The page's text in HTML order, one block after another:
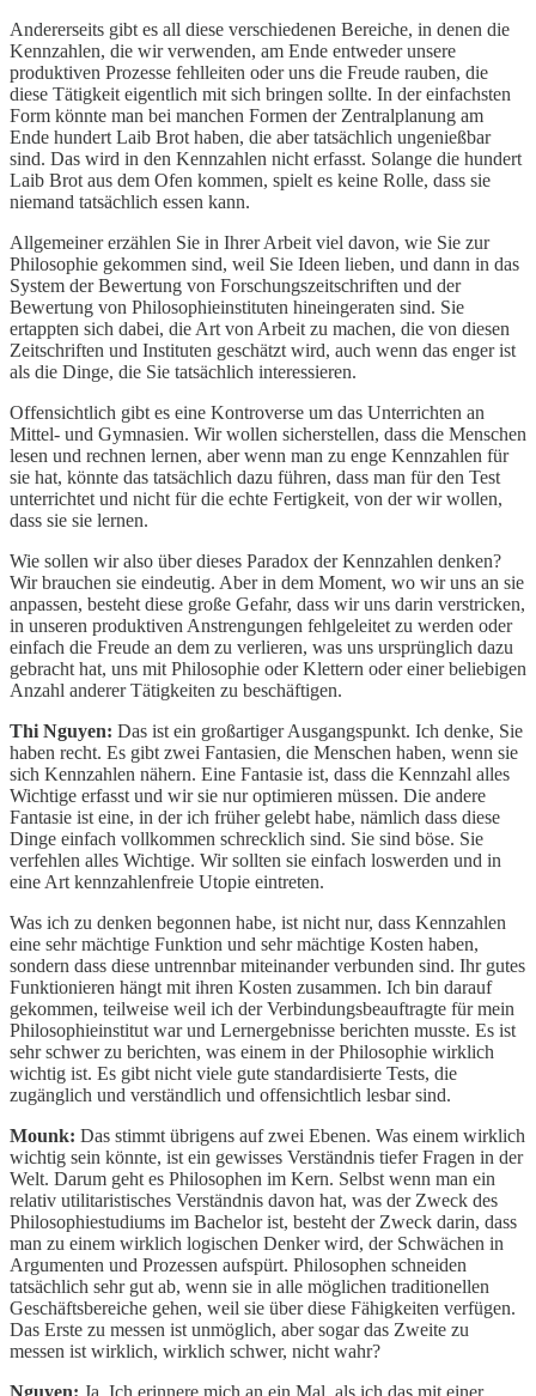
Andererseits gibt es all diese verschiedenen Bereiche, in denen die
Kennzahlen, die wir verwenden, am Ende entweder unsere
produktiven Prozesse fehlleiten oder uns die Freude rauben, die
diese Tätigkeit eigentlich mit sich bringen sollte. In der einfachsten
Form könnte man bei manchen Formen der Zentralplanung am
Ende hundert Laib Brot haben, die aber tatsächlich ungenießbar
sind. Das wird in den Kennzahlen nicht erfasst. Solange die hundert
Laib Brot aus dem Ofen kommen, spielt es keine Rolle, dass sie
niemand tatsächlich essen kann.
Allgemeiner erzählen Sie in Ihrer Arbeit viel davon, wie Sie zur
Philosophie gekommen sind, weil Sie Ideen lieben, und dann in das
System der Bewertung von Forschungszeitschriften und der
Bewertung von Philosophieinstituten hineingeraten sind. Sie
ertappten sich dabei, die Art von Arbeit zu machen, die von diesen
Zeitschriften und Instituten geschätzt wird, auch wenn das enger ist
als die Dinge, die Sie tatsächlich interessieren.
Offensichtlich gibt es eine Kontroverse um das Unterrichten an
Mittel- und Gymnasien. Wir wollen sicherstellen, dass die Menschen
lesen und rechnen lernen, aber wenn man zu enge Kennzahlen für
sie hat, könnte das tatsächlich dazu führen, dass man für den Test
unterrichtet und nicht für die echte Fertigkeit, von der wir wollen,
dass sie sie lernen.
Wie sollen wir also über dieses Paradox der Kennzahlen denken?
Wir brauchen sie eindeutig. Aber in dem Moment, wo wir uns an sie
anpassen, besteht diese große Gefahr, dass wir uns darin verstricken,
in unseren produktiven Anstrengungen fehlgeleitet zu werden oder
einfach die Freude an dem zu verlieren, was uns ursprünglich dazu
gebracht hat, uns mit Philosophie oder Klettern oder einer beliebigen
Anzahl anderer Tätigkeiten zu beschäftigen.
Thi Nguyen: Das ist ein großartiger Ausgangspunkt. Ich denke, Sie
haben recht. Es gibt zwei Fantasien, die Menschen haben, wenn sie
sich Kennzahlen nähern. Eine Fantasie ist, dass die Kennzahl alles
Wichtige erfasst und wir sie nur optimieren müssen. Die andere
Fantasie ist eine, in der ich früher gelebt habe, nämlich dass diese
Dinge einfach vollkommen schrecklich sind. Sie sind böse. Sie
verfehlen alles Wichtige. Wir sollten sie einfach loswerden und in
eine Art kennzahlenfreie Utopie eintreten.
Was ich zu denken begonnen habe, ist nicht nur, dass Kennzahlen
eine sehr mächtige Funktion und sehr mächtige Kosten haben,
sondern dass diese untrennbar miteinander verbunden sind. Ihr gutes
Funktionieren hängt mit ihren Kosten zusammen. Ich bin darauf
gekommen, teilweise weil ich der Verbindungsbeauftragte für mein
Philosophieinstitut war und Lernergebnisse berichten musste. Es ist
sehr schwer zu berichten, was einem in der Philosophie wirklich
wichtig ist. Es gibt nicht viele gute standardisierte Tests, die
zugänglich und verständlich und offensichtlich lesbar sind.
Mounk: Das stimmt übrigens auf zwei Ebenen. Was einem wirklich
wichtig sein könnte, ist ein gewisses Verständnis tiefer Fragen in der
Welt. Darum geht es Philosophen im Kern. Selbst wenn man ein
relativ utilitaristisches Verständnis davon hat, was der Zweck des
Philosophiestudiums im Bachelor ist, besteht der Zweck darin, dass
man zu einem wirklich logischen Denker wird, der Schwächen in
Argumenten und Prozessen aufspürt. Philosophen schneiden
tatsächlich sehr gut ab, wenn sie in alle möglichen traditionellen
Geschäftsbereiche gehen, weil sie über diese Fähigkeiten verfügen.
Das Erste zu messen ist unmöglich, aber sogar das Zweite zu
messen ist wirklich, wirklich schwer, nicht wahr?
Nguyen: Ja. Ich erinnere mich an ein Mal, als ich das mit einer